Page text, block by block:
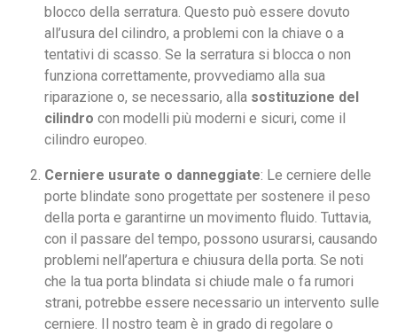
blocco della serratura. Questo può essere dovuto
all’usura del cilindro, a problemi con la chiave o a
tentativi di scasso. Se la serratura si blocca o non
funziona correttamente, provvediamo alla sua
riparazione o, se necessario, alla sostituzione del
cilindro con modelli più moderni e sicuri, come il
cilindro europeo.
Cerniere usurate o danneggiate: Le cerniere delle
porte blindate sono progettate per sostenere il peso
della porta e garantirne un movimento fluido. Tuttavia,
con il passare del tempo, possono usurarsi, causando
problemi nell’apertura e chiusura della porta. Se noti
che la tua porta blindata si chiude male o fa rumori
strani, potrebbe essere necessario un intervento sulle
cerniere. Il nostro team è in grado di regolare o